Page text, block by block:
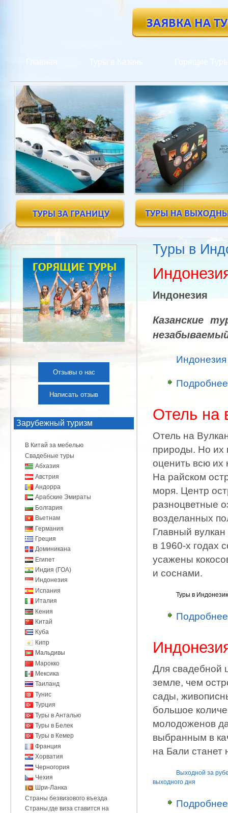
Туры в
Индонезия
Казанские
Подробнее
Отель на
Отель на
природы. Но их
оценить всю их
На райском
моря. Центр
разноцветные
возделанных
Главный
в 1960-х годах
усажены
и соснами.
Туры в
Подробнее
Для свадебной
земле, чем
сады,
большое
молодоженов
выбранным в
на Бали
Выходной за
выходного дня
Подробнее
Отзывы о нас
Написать отзыв
Зарубежный туризм
В Китай за мебелью
Свадебные туры
Абхазия
Австрия
Андорра
Арабские Эмираты
Болгария
Вьетнам
Германия
Греция
Доминикана
Египет
Индия (ГОА)
Индонезия
Испания
Италия
Кения
Китай
Куба
Кипр
Мальдивы
Марокко
Мексика
Таиланд
Тунис
Турция
Туры в Анталью
Туры в Белек
Туры в Кемер
Франция
Хорватия
Черногория
Чехия
Шри-Ланка
Страны безвизового въезда
Страны,где виза ставится на